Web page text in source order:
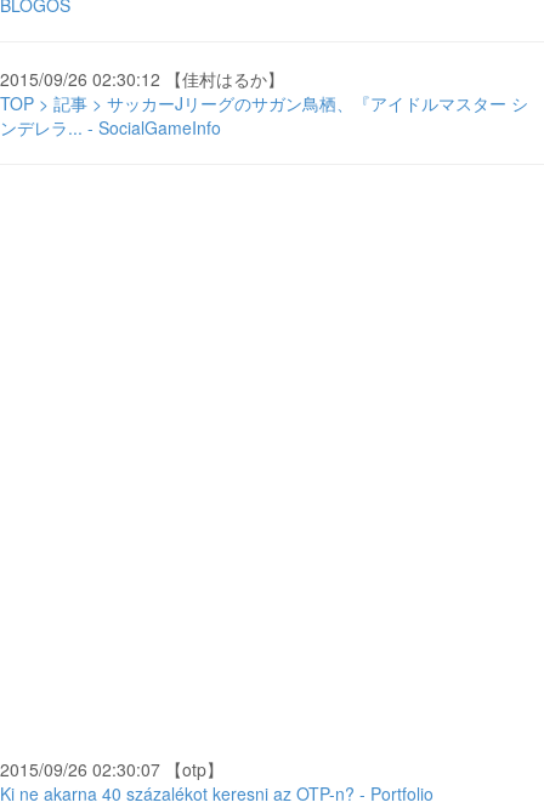
BLOGOS
2015/09/26 02:30:12 【佳村はるか】
TOP > 記事 > サッカーJリーグのサガン鳥栖、『アイドルマスター シ
ンデレラ... - SocialGameInfo
2015/09/26 02:30:07 【otp】
Ki ne akarna 40 százalékot keresni az OTP-n? - Portfolio